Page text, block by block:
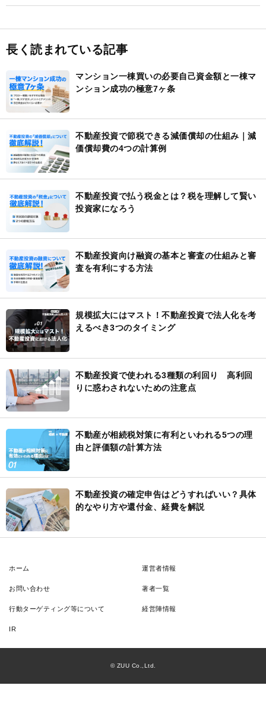
長く読まれている記事
マンション一棟買いの必要自己資金額と一棟マ
ンション成功の極意7ヶ条
不動産投資で節税できる減価償却の仕組み｜減
価償却費の4つの計算例
不動産投資で払う税金とは？税を理解して賢い
投資家になろう
不動産投資向け融資の基本と審査の仕組みと審
査を有利にする方法
規模拡大にはマスト！不動産投資で法人化を考
えるべき3つのタイミング
不動産投資で使われる3種類の利回り 高利回
りに惑わされないための注意点
不動産が相続税対策に有利といわれる5つの理
由と評価額の計算方法
不動産投資の確定申告はどうすればいい？具体
的なやり方や還付金、経費を解説
ホーム 運営者情報
お問い合わせ 著者一覧
行動ターゲティング等について 経営陣情報
IR
© ZUU Co.,Ltd.